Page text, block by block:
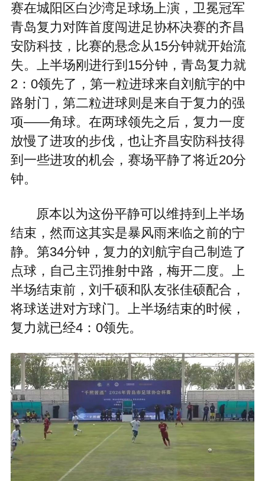
赛在城阳区白沙湾足球场上演，卫冕冠军
青岛复力对阵首度闯进足协杯决赛的齐昌
安防科技，比赛的悬念从15分钟就开始流
失。上半场刚进行到15分钟，青岛复力就
2：0领先了，第一粒进球来自刘航宇的中
路射门，第二粒进球则是来自于复力的强
项——角球。在两球领先之后，复力一度
放慢了进攻的步伐，也让齐昌安防科技得
到一些进攻的机会，赛场平静了将近20分
钟。
原本以为这份平静可以维持到上半场
结束，然而这其实是暴风雨来临之前的宁
静。第34分钟，复力的刘航宇自己制造了
点球，自己主罚推射中路，梅开二度。上
半场结束前，刘千硕和队友张佳硕配合，
将球送进对方球门。上半场结束的时候，
复力就已经4：0领先。